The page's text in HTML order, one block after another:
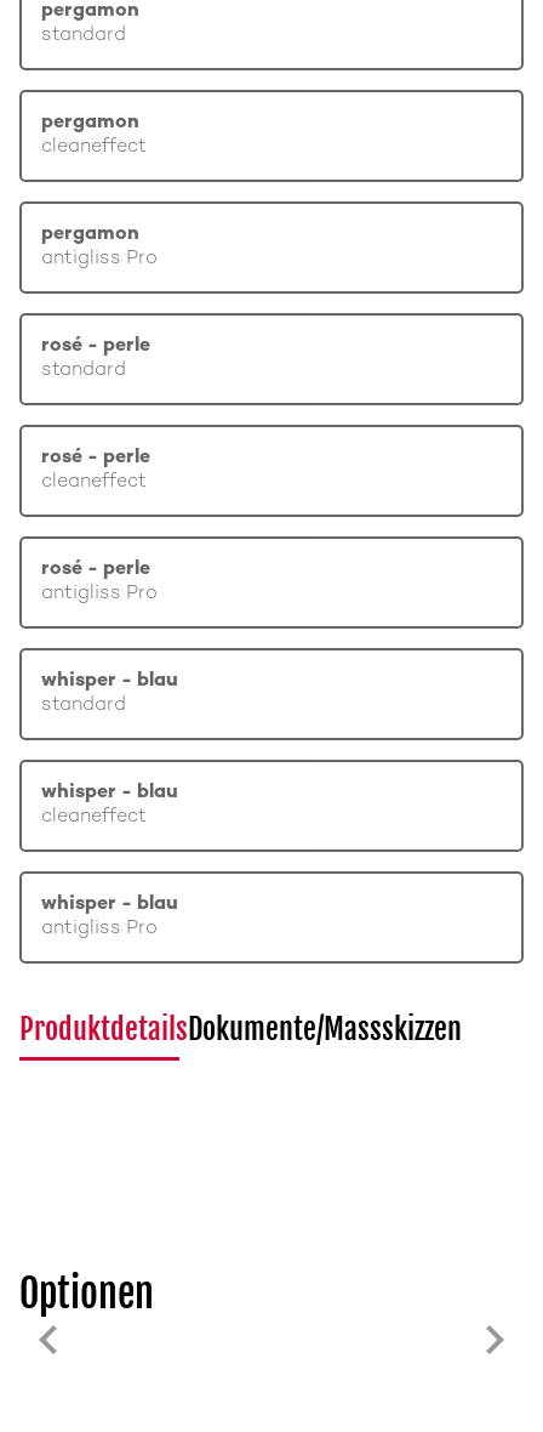
pergamon
standard
pergamon
cleaneffect
pergamon
antigliss Pro
rosé - perle
standard
rosé - perle
cleaneffect
rosé - perle
antigliss Pro
whisper - blau
standard
whisper - blau
cleaneffect
whisper - blau
antigliss Pro
ProduktdetailsDokumente/Massskizzen
Optionen